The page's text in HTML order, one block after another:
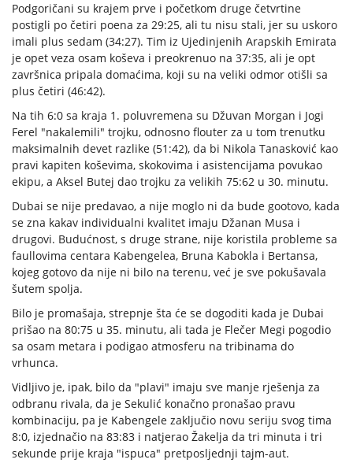
Podgoričani su krajem prve i početkom druge četvrtine
postigli po četiri poena za 29:25, ali tu nisu stali, jer su uskoro
imali plus sedam (34:27). Tim iz Ujedinjenih Arapskih Emirata
je opet veza osam koševa i preokrenuo na 37:35, ali je opt
završnica pripala domaćima, koji su na veliki odmor otišli sa
plus četiri (46:42).
Na tih 6:0 sa kraja 1. poluvremena su Džuvan Morgan i Jogi
Ferel "nakalemili" trojku, odnosno flouter za u tom trenutku
maksimalnih devet razlike (51:42), da bi Nikola Tanasković kao
pravi kapiten koševima, skokovima i asistencijama povukao
ekipu, a Aksel Butej dao trojku za velikih 75:62 u 30. minutu.
Dubai se nije predavao, a nije moglo ni da bude gootovo, kada
se zna kakav individualni kvalitet imaju Džanan Musa i
drugovi. Budućnost, s druge strane, nije koristila probleme sa
faullovima centara Kabengelea, Bruna Kabokla i Bertansa,
kojeg gotovo da nije ni bilo na terenu, već je sve pokušavala
šutem spolja.
Bilo je promašaja, strepnje šta će se dogoditi kada je Dubai
prišao na 80:75 u 35. minutu, ali tada je Flečer Megi pogodio
sa osam metara i podigao atmosferu na tribinama do
vrhunca.
Vidljivo je, ipak, bilo da "plavi" imaju sve manje rješenja za
odbranu rivala, da je Sekulić konačno pronašao pravu
kombinaciju, pa je Kabengele zaključio novu seriju svog tima
8:0, izjednačio na 83:83 i natjerao Žakelja da tri minuta i tri
sekunde prije kraja "ispuca" pretposljednji tajm-aut.